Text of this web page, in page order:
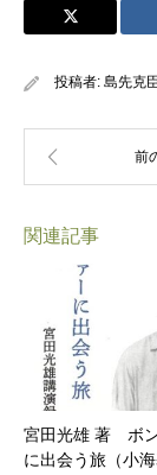
投稿者: 島先克
関連記事
宮田光雄 著 ボ
に出会う旅（小海